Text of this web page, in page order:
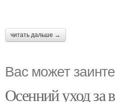
читать дальше →
Вас может
Осенний уход за